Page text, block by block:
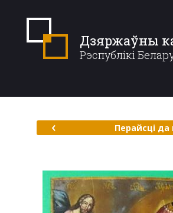
Дзяржаўны
Рэспублікі
Перайсці